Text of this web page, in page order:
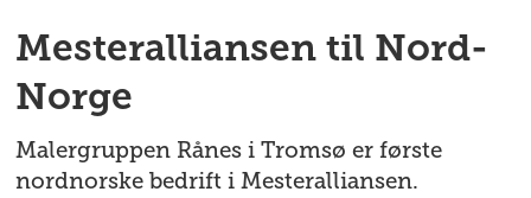
Mesteralliansen til Nord-
Norge
Malergruppen Rånes i Tromsø er første
nordnorske bedrift i Mesteralliansen.